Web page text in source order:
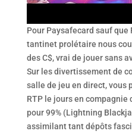
Pour Paysafecard sauf que
tantinet prolétaire nous
des C$, vrai de jouer sans
Sur les divertissement de
salle de jeu en direct, vous
RTP le jours en compagnie
pour 99% (Lightning
assimilant tant dépôts